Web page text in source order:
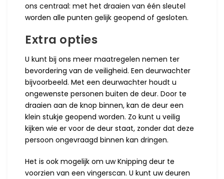
ons centraal: met het draaien van één sleutel
worden alle punten gelijk geopend of gesloten.
Extra opties
U kunt bij ons meer maatregelen nemen ter
bevordering van de veiligheid. Een deurwachter
bijvoorbeeld. Met een deurwachter houdt u
ongewenste personen buiten de deur. Door te
draaien aan de knop binnen, kan de deur een
klein stukje geopend worden. Zo kunt u veilig
kijken wie er voor de deur staat, zonder dat deze
persoon ongevraagd binnen kan dringen.
Het is ook mogelijk om uw Knipping deur te
voorzien van een vingerscan. U kunt uw deuren